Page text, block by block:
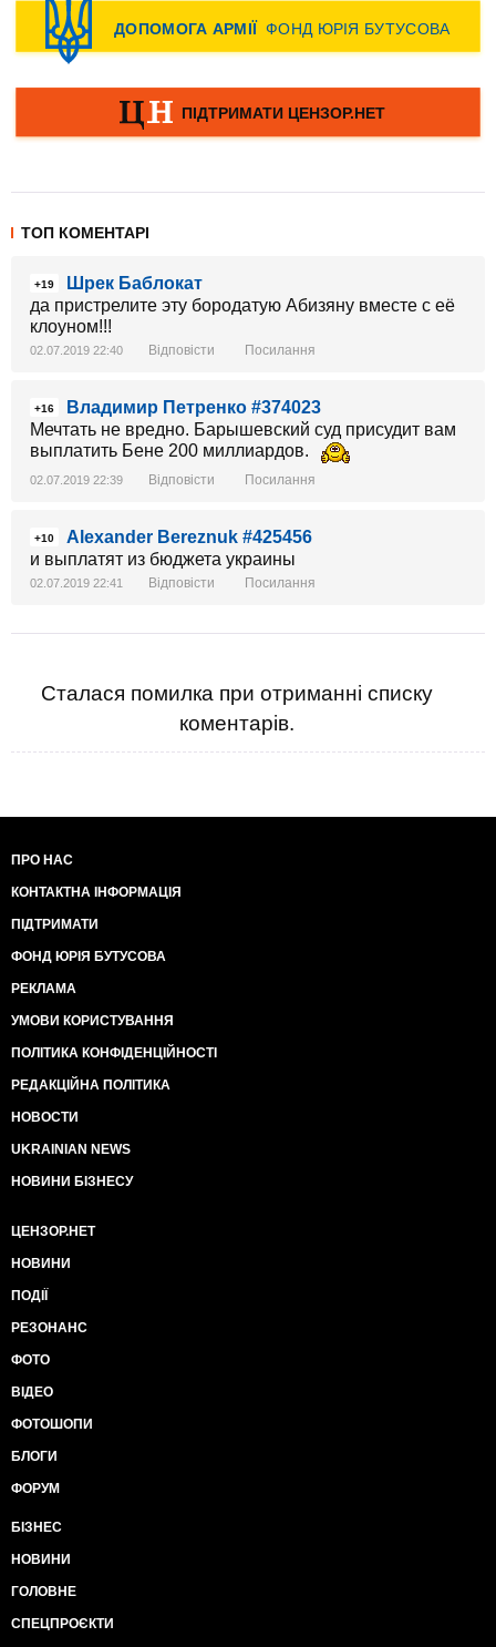
ТОП КОМЕНТАРІ
+19
Шрек Баблокат
да пристрелите эту бородатую Абизяну вместе с её
клоуном!!!
02.07.2019 22:40 Відповісти Посилання
+16
Владимир Петренко #374023
Мечтать не вредно. Барышевский суд присудит вам
выплатить Бене 200 миллиардов.
02.07.2019 22:39 Відповісти Посилання
+10
Alexander Bereznuk #425456
и выплатят из бюджета украины
02.07.2019 22:41 Відповісти Посилання
Сталася помилка при отриманні списку
коментарів.
ПРО НАС
КОНТАКТНА ІНФОРМАЦІЯ
ПІДТРИМАТИ
ФОНД ЮРІЯ БУТУСОВА
РЕКЛАМА
УМОВИ КОРИСТУВАННЯ
ПОЛІТИКА КОНФІДЕНЦІЙНОСТІ
РЕДАКЦІЙНА ПОЛІТИКА
НОВОСТИ
UKRAINIAN NEWS
НОВИНИ БІЗНЕСУ
ЦЕНЗОР.НЕТ
НОВИНИ
ПОДІЇ
РЕЗОНАНС
ФОТО
ВІДЕО
ФОТОШОПИ
БЛОГИ
ФОРУМ
БІЗНЕС
НОВИНИ
ГОЛОВНЕ
СПЕЦПРОЄКТИ